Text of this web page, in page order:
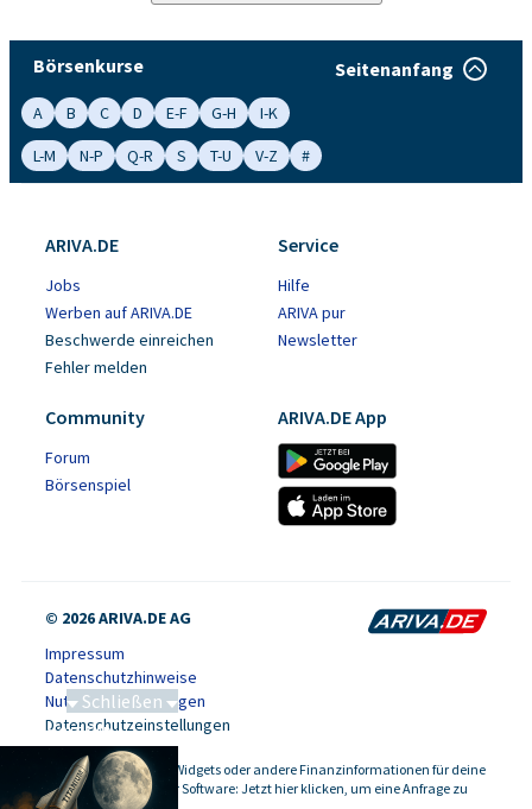
Börsenkurse Seitenanfang
A B C D E-F G-H
I-K
L-M
N-P Q-R S T-U V-Z #
ARIVA.DE
Jobs
Werben auf ARIVA.DE
Beschwerde einreichen
Fehler melden
Service
Hilfe
ARIVA pur
Newsletter
Community
Forum
Börsenspiel
ARIVA.DE App
© 2026 ARIVA.DE AG
Impressum
Datenschutzhinweise
Nutzungsbedingungen
Datenschutzeinstellungen
-
Kursdaten, Widgets oder andere Finanzinformationen für deine
Website oder Software: Jetzt hier klicken, um eine Anfrage zu
Schließen
Saga bei 0,53 CAD